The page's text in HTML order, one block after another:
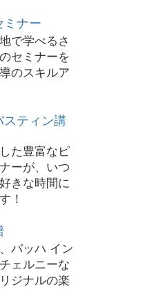
ミナー
で学べるさ
セミナーを
のスキルア
スティン講
た豊富なピ
ーが、いつ
きな時間に
！
バッハ イン
ェルニーな
ジナルの楽